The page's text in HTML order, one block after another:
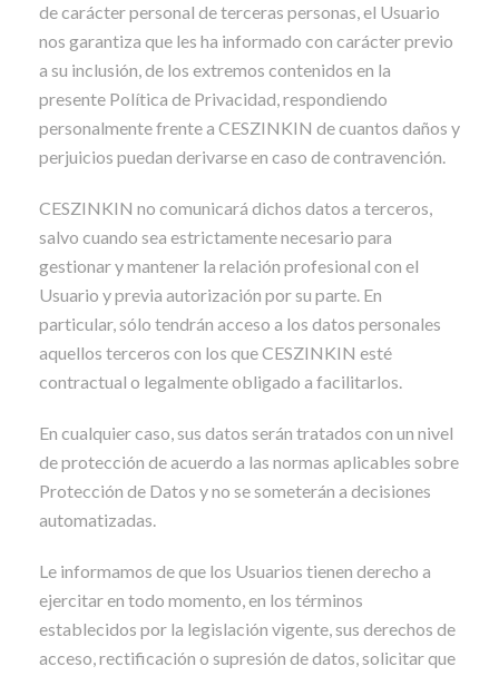
de carácter personal de terceras personas, el Usuario
nos garantiza que les ha informado con carácter previo
a su inclusión, de los extremos contenidos en la
presente Política de Privacidad, respondiendo
personalmente frente a CESZINKIN de cuantos daños y
perjuicios puedan derivarse en caso de contravención.
CESZINKIN no comunicará dichos datos a terceros,
salvo cuando sea estrictamente necesario para
gestionar y mantener la relación profesional con el
Usuario y previa autorización por su parte. En
particular, sólo tendrán acceso a los datos personales
aquellos terceros con los que CESZINKIN esté
contractual o legalmente obligado a facilitarlos.
En cualquier caso, sus datos serán tratados con un nivel
de protección de acuerdo a las normas aplicables sobre
Protección de Datos y no se someterán a decisiones
automatizadas.
Le informamos de que los Usuarios tienen derecho a
ejercitar en todo momento, en los términos
establecidos por la legislación vigente, sus derechos de
acceso, rectificación o supresión de datos, solicitar que